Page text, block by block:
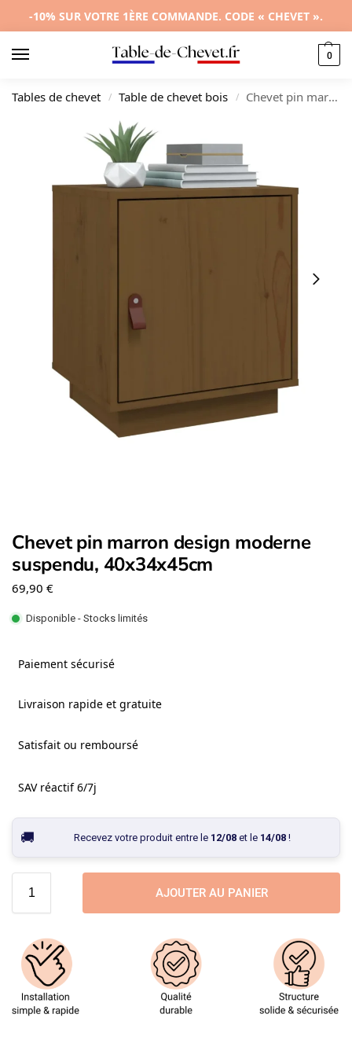
-10% SUR VOTRE 1ÈRE COMMANDE. CODE « CHEVET ».
0
Tables de chevet / Table de chevet bois / Chevet pin marron design moderne suspendu, 40x34x45cm
Chevet pin marron design moderne
suspendu, 40x34x45cm
69,90 €
Disponible - Stocks limités
Paiement sécurisé
Livraison rapide et gratuite
Satisfait ou remboursé
SAV réactif 6/7j
Recevez votre produit entre le 12/08et le 14/08!
AJOUTER AU PANIER